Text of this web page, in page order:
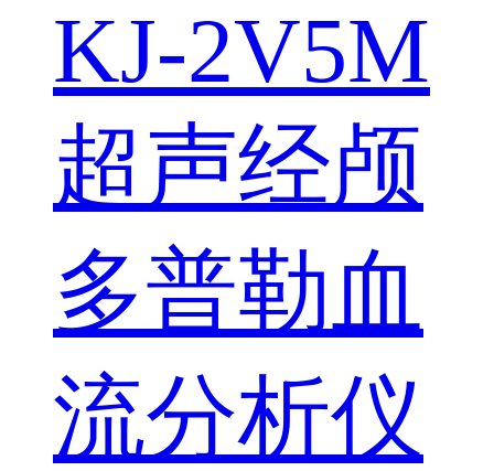
KJ-2V5M
超声经颅
多普勒血
流分析仪